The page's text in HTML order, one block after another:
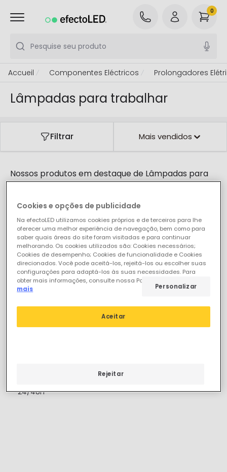
Pesquise seu produto
0
Accueil Componentes Eléctricos Prolongadores
Lâmpadas para trabalhar
Filtrar Mais vendidos
Nossos produtos em destaque de Lâmpadas para
trabalhar
12,15 €
24/48h
Cookies e opções de publicidade
Na efectoLED utilizamos cookies próprios e de terceiros para lhe
oferecer uma melhor experiência de navegação, bem como para
saber quais áreas do site foram visitadas e para continuar
melhorando. Os cookies utilizados são: Cookies necessários;
Cookies de desempenho; Cookies de funcionalidade e Cookies
direcionados. Você pode aceitá-los, rejeitá-los ou escolher suas
configurações para adaptá-los às suas necessidades. Para
obter mais informações, consulte nossa Política de Cookies.
mais
Rejeitar
Aceitar
Personalizar